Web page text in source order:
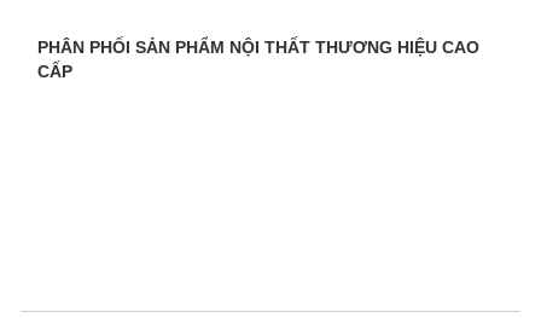
PHÂN PHỐI SẢN PHẨM NỘI THẤT THƯƠNG HIỆU CAO
CẤP